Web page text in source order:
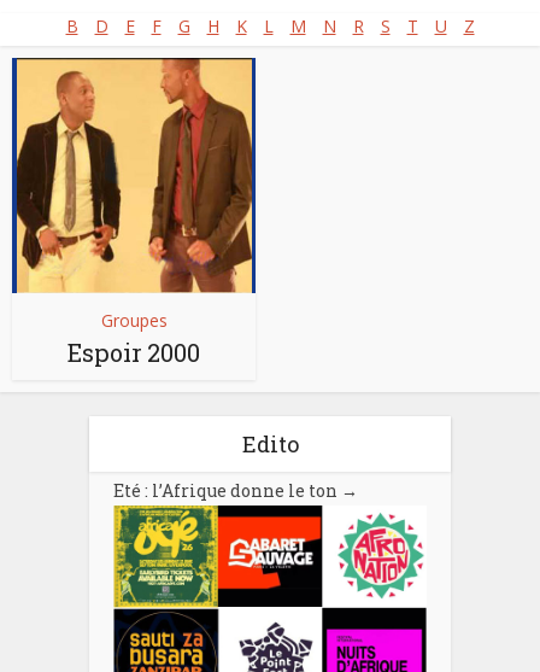
B D E F G H K L M N R S T U Z
Groupes
Espoir 2000
Edito
Eté : l’Afrique donne le ton →